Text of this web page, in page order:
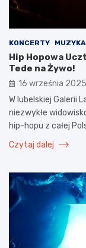
KONCERTY MUZYKA
Hip Hopowa
Tede na Żywo!
16 września 2025
W lubelskiej Galerii
niezwykłe
hip-hopu z całej
Czytaj dalej